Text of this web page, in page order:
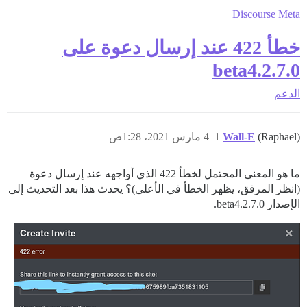
Discourse Meta
خطأ 422 عند إرسال دعوة على
2.7.0.beta4
الدعم
Wall-E (Raphael) 4 مارس 2021، 1:28ص 1
ما هو المعنى المحتمل لخطأ 422 الذي أواجهه عند إرسال دعوة
(انظر المرفق، يظهر الخطأ في الأعلى)؟ يحدث هذا بعد التحديث إلى
الإصدار 2.7.0.beta4.